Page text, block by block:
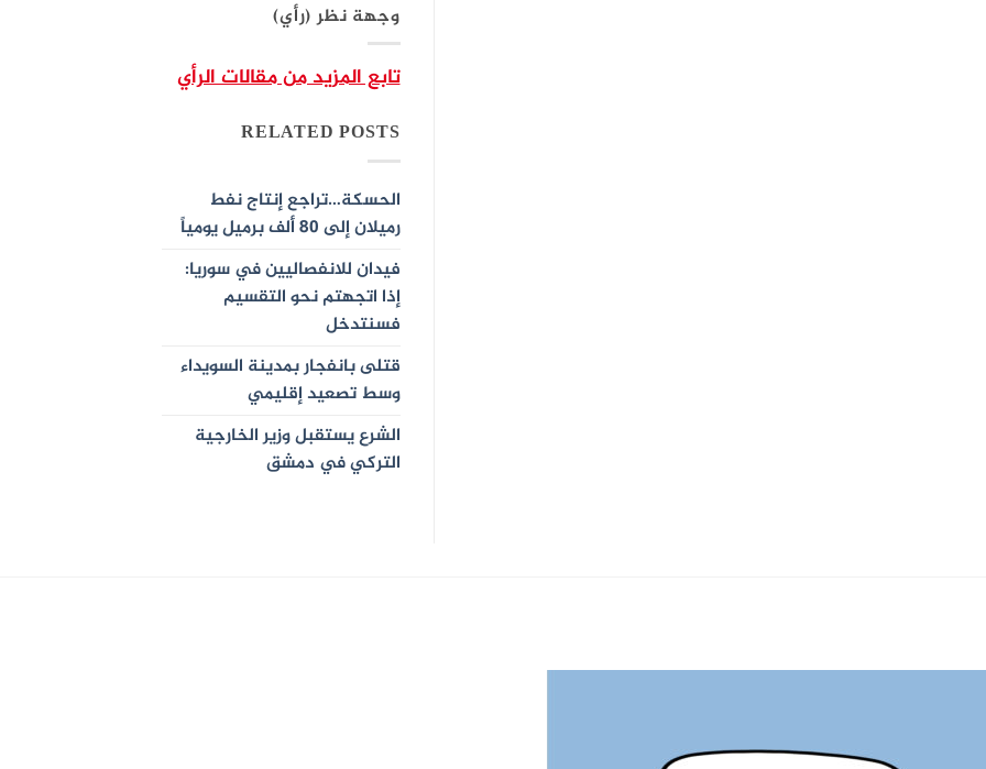
وجهة نظر (رأي)
تابع المزيد من مقالات الرأي
RELATED POSTS
الحسكة…تراجع إنتاج نفط
رميلان إلى 80 ألف برميل يومياً
فيدان للانفصاليين في سوريا:
إذا اتجهتم نحو التقسيم
فسنتدخل
قتلى بانفجار بمدينة السويداء
وسط تصعيد إقليمي
الشرع يستقبل وزير الخارجية
التركي في دمشق